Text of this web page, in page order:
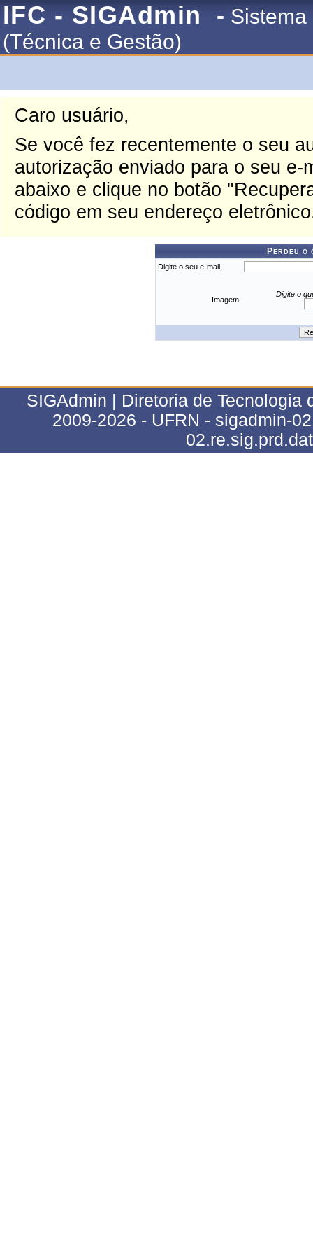
IFC - SIGAdmin - Sistema
(Técnica e Gestão)
Caro usuário,
Se você fez recentemente o seu
autorização enviado para o seu
abaixo e clique no botão
código em seu endereço
Perdeu o
Digite o seu e-mail:
Imagem:
Digite o
SIGAdmin | Diretoria de
2009-2026 - UFRN - sigadmin-